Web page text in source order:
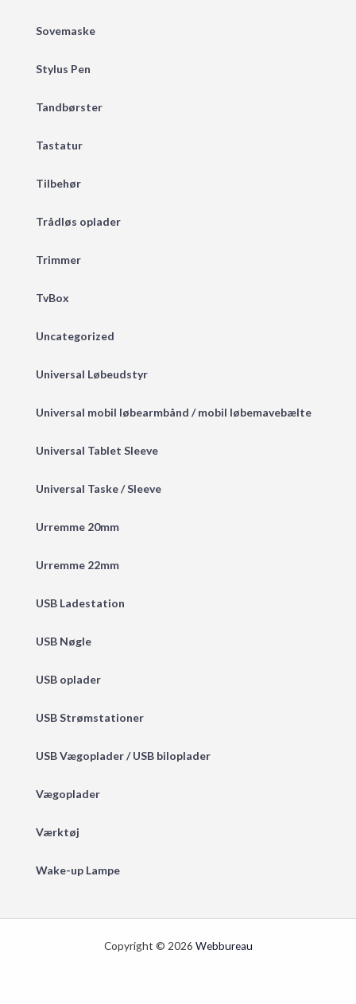
Sovemaske
Stylus Pen
Tandbørster
Tastatur
Tilbehør
Trådløs oplader
Trimmer
TvBox
Uncategorized
Universal Løbeudstyr
Universal mobil løbearmbånd / mobil løbemavebælte
Universal Tablet Sleeve
Universal Taske / Sleeve
Urremme 20mm
Urremme 22mm
USB Ladestation
USB Nøgle
USB oplader
USB Strømstationer
USB Vægoplader / USB biloplader
Vægoplader
Værktøj
Wake-up Lampe
Copyright © 2026 Webbureau